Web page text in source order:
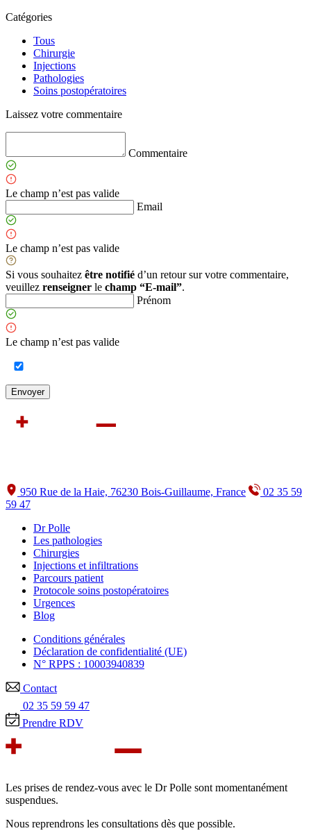
Catégories
Tous
Chirurgie
Injections
Pathologies
Soins postopératoires
Laissez votre commentaire
Commentaire
Le champ n’est pas valide
Email
Le champ n’est pas valide
Si vous souhaitez être notifié d’un retour sur votre commentaire,
veuillez renseigner le champ “E-mail”.
Prénom
Le champ n’est pas valide
950 Rue de la Haie, 76230 Bois-Guillaume, France
02 35 59
59 47
Dr Polle
Les pathologies
Chirurgies
Injections et infiltrations
Parcours patient
Protocole soins postopératoires
Urgences
Blog
Conditions générales
Déclaration de confidentialité (UE)
N° RPPS : 10003940839
Contact
02 35 59 59 47
Prendre RDV
Les prises de rendez-vous avec le Dr Polle sont momentanément
suspendues.
Nous reprendrons les consultations dès que possible.